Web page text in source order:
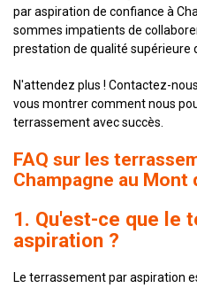
par aspiration de confiance à
sommes impatients de
prestation de qualité supérieure
N'attendez plus ! Contactez-
vous montrer comment nous
terrassement avec succès.
FAQ sur les
Champagne au Mont
1. Qu'est-ce que le
aspiration ?
Le terrassement par aspiration